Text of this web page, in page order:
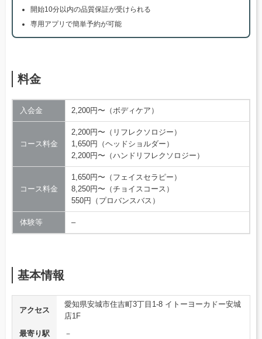
開始10分以内の品質保証が受けられる
専用アプリで簡単予約が可能
料金
入会金 2,200円〜（ボディケア）
コース料金
2,200円〜（リフレクソロジー）
1,650円（ヘッドショルダー）
2,200円〜（ハンドリフレクソロジー）
コース料金
1,650円〜（フェイスセラピー）
8,250円〜（チョイスコース）
550円（プロバンスバス）
体験等 –
基本情報
アクセス
愛知県安城市住吉町3丁目1-8 イトーヨーカドー安城
店1F
最寄り駅
－